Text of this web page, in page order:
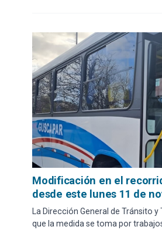
Modificación en el
desde este lunes 11 de
La Dirección General de Tránsito
que la medida se toma por